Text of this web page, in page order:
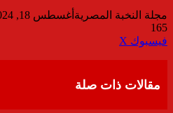
مجلة النخبة المصرية أغسطس 18, 2024
165
فيسبوك ‫X
مقالات ذات صلة